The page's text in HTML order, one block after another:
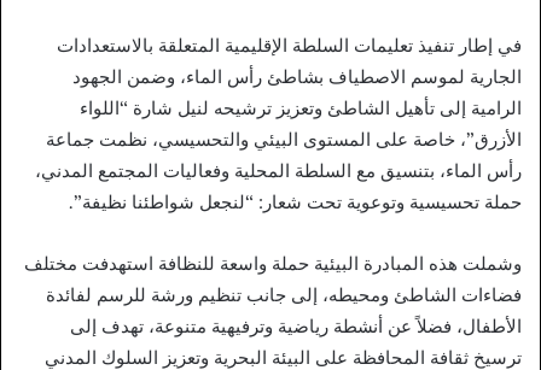
في إطار تنفيذ تعليمات السلطة الإقليمية المتعلقة بالاستعدادات
الجارية لموسم الاصطياف بشاطئ رأس الماء، وضمن الجهود
الرامية إلى تأهيل الشاطئ وتعزيز ترشيحه لنيل شارة “اللواء
الأزرق”، خاصة على المستوى البيئي والتحسيسي، نظمت جماعة
رأس الماء، بتنسيق مع السلطة المحلية وفعاليات المجتمع المدني،
حملة تحسيسية وتوعوية تحت شعار: “لنجعل شواطئنا نظيفة”.
وشملت هذه المبادرة البيئية حملة واسعة للنظافة استهدفت مختلف
فضاءات الشاطئ ومحيطه، إلى جانب تنظيم ورشة للرسم لفائدة
الأطفال، فضلاً عن أنشطة رياضية وترفيهية متنوعة، تهدف إلى
ترسيخ ثقافة المحافظة على البيئة البحرية وتعزيز السلوك المدني